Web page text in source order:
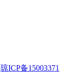
琼ICP备15003371